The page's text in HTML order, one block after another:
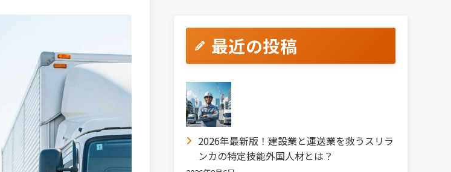
最近の投稿
2026年最新版！建設業と運送業を救うスリラ
ンカの特定技能外国人材とは？